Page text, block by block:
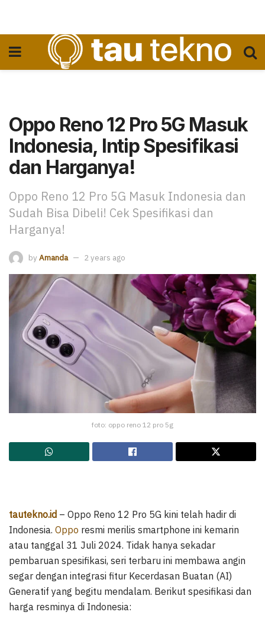
Oppo Reno 12 Pro 5G Masuk
Indonesia, Intip Spesifikasi
dan Harganya!
Oppo Reno 12 Pro 5G Masuk Indonesia dan
Sudah Bisa Dibeli! Cek Spesifikasi dan
Harganya!
by Amanda 2 years ago
foto: oppo reno 12 pro 5g
tautekno.id – Oppo Reno 12 Pro 5G kini telah hadir di
Indonesia. Oppo resmi merilis smartphone ini kemarin
atau tanggal 31 Juli 2024. Tidak hanya sekadar
pembaruan spesifikasi, seri terbaru ini membawa angin
segar dengan integrasi fitur Kecerdasan Buatan (AI)
Generatif yang begitu mendalam. Berikut spesifikasi dan
harga resminya di Indonesia: